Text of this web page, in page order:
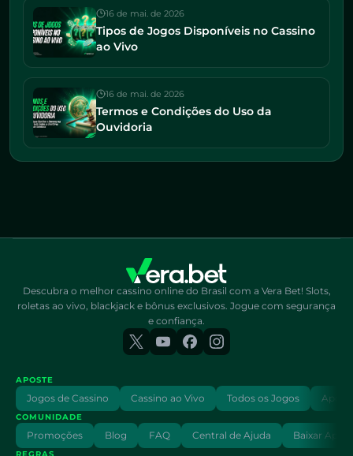
16 de mai. de 2026
Tipos de Jogos Disponíveis no Cassino
ao Vivo
16 de mai. de 2026
Termos e Condições do Uso da
Ouvidoria
Descubra o melhor cassino online do Brasil com a Vera Bet! Slots,
roletas ao vivo, blackjack e bônus exclusivos. Jogue com segurança
e confiança.
APOSTE
Jogos de Cassino Cassino ao Vivo Todos os Jogos
COMUNIDADE
Promoções Blog FAQ Central de Ajuda Baixar App
REGRAS